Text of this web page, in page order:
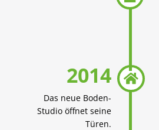

2014
Das neue Boden-
Studio öffnet seine
Türen.